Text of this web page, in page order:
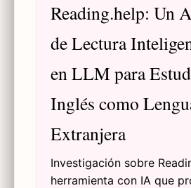
Reading.help: Un
de Lectura
en LLM para
Inglés como
Extranjera
Investigación sobre
herramienta con IA que